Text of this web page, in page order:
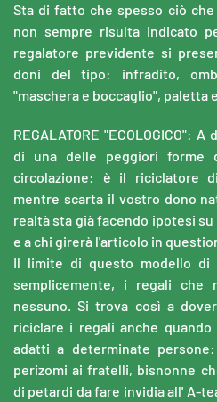
Sta di fatto che spesso ciò
non sempre risulta indicato
regalatore previdente si
doni del tipo: infradito,
"maschera e boccaglio", paletta
REGALATORE "ECOLOGICO":
di una delle peggiori forme
circolazione: è il riciclatore
mentre scarta il vostro dono
realtà sta già facendo ipotesi
e a chi girerà l'articolo in
Il limite di questo modello di
semplicemente, i regali che
nessuno. Si trova così a
riciclare i regali anche
adatti a determinate
perizomi ai fratelli, bisnonne
di petardi da fare invidia all' A-